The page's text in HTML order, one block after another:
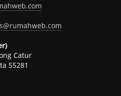
Catur
55281